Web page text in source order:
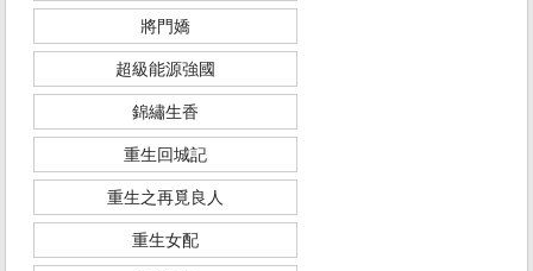
將門嬌
超級能源強國
錦繡生香
重生回城記
重生之再覓良人
重生女配